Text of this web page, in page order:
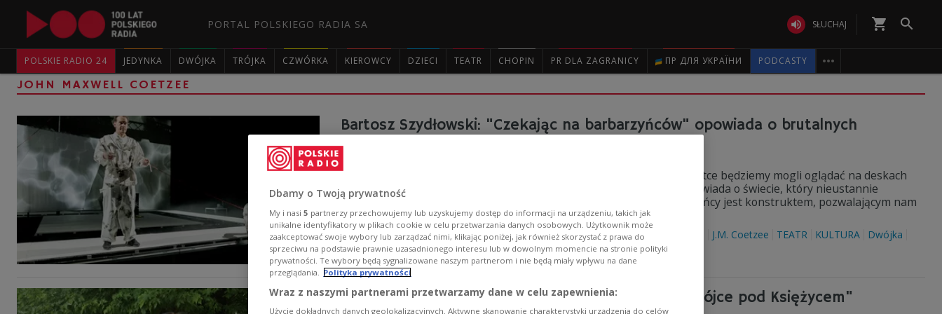
PORTAL POLSKIEGO RADIA SA  SŁUCHAJ shopping_cart 
POLSKIE RADIO 24 JEDYNKA DWÓJKA TRÓJKA CZWÓRKA KIEROWCY DZIECI TEATR CHOPIN PR DLA ZAGRANICY ПР ДЛЯ УКРАЇНИ PODCASTY 
JOHN MAXWELL COETZEE
Bartosz Szydłowski: "Czekając na barbarzyńców" opowiada o brutalnych
mechanizmach
"Czekając na barbarzyńców" – to premierowy spektakl, który już wkrótce będziemy mogli oglądać na deskach
Teatru Łaźnia Nowa. Tytuł, inspirowany książką J.M. Coetzee'ego, opowiada o świecie, który nieustannie
potrzebuje wroga, by podtrzymać własny porządek. - Figura barbarzyńcy jest konstruktem, pozwalającym nam
się organizować - mówił w Dwójce reżyser Bartosz Szydłowski.
Zobacz więcej na temat:Marcin Pesta Bartosz Szydłowski Teatr Łaźnia Nowa J.M. Coetzee TEATR KULTURA
Dwójka
spektakl
Teatralne Kraków, Warszawa, Gdańsk i Sopot w "Trójce pod Księżycem"
Dbamy o Twoją prywatność
My i nasi 5 partnerzy przechowujemy lub uzyskujemy dostęp do informacji na urządzeniu, takich jak
unikalne identyfikatory w plikach cookie w celu przetwarzania danych osobowych. Użytkownik może
zaakceptować swoje wybory lub zarządzać nimi, klikając poniżej, jak również skorzystać z prawa do
sprzeciwu na podstawie prawnie uzasadnionego interesu lub w dowolnym momencie na stronie polityki
prywatności. Te wybory będą sygnalizowane naszym partnerom i nie będą miały wpływu na dane
przeglądania. Polityka prywatności
Wraz z naszymi partnerami przetwarzamy dane w celu zapewnienia:
Użycie dokładnych danych geolokalizacyjnych. Aktywne skanowanie charakterystyki urządzenia do celów